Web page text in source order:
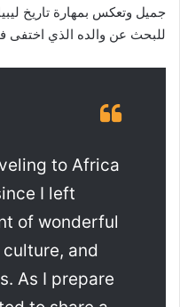
جميل وتعكس بمهارة تاريخ
للبحث عن والده الذي
to Africa
I left
of wonderful
and
As I prepare